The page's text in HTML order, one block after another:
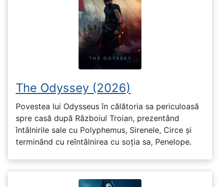
The Odyssey (2026)
Povestea lui Odysseus în călătoria sa periculoasă
spre casă după Războiul Troian, prezentând
întâlnirile sale cu Polyphemus, Sirenele, Circe și
terminând cu reîntâlnirea cu soția sa, Penelope.